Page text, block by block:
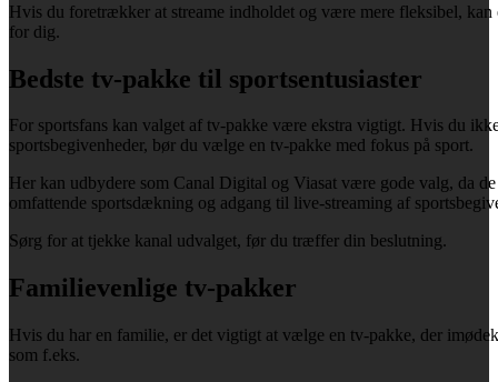
Hvis du foretrækker at streame indholdet og være mere fleksibel, kan
for dig.
Bedste tv-pakke til sportsentusiaster
For sportsfans kan valget af tv-pakke være ekstra vigtigt. Hvis du
sportsbegivenheder, bør du vælge en tv-pakke med fokus på sport.
Her kan udbydere som Canal Digital og Viasat være gode valg, da
omfattende sportsdækning og adgang til live-streaming af
Sørg for at tjekke kanal udvalget, før du træffer din beslutning.
Familievenlige tv-pakker
Hvis du har en familie, er det vigtigt at vælge en tv-pakke, der
som f.eks.